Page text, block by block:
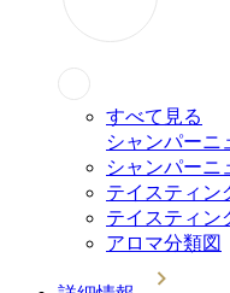
すべて見る
シャンパーニ
シャンパーニ
テイスティン
テイスティン
アロマ分類図